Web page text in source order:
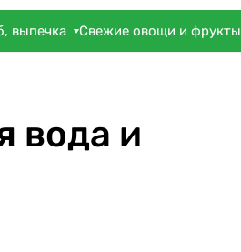
выпечка Свежие овощи и фрукты
вода и